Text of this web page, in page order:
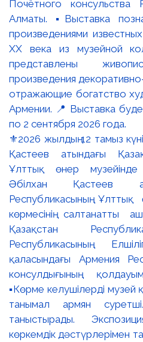
⚜️2026 жылдың 12 тамыз
Қастеев атындағы
Ұлттық өнер
Әбілхан Қастеев
Республикасының
көрмесінің
Қазақстан
Республикасының
қаласындағы Армения
консулдығының
▪️Көрме келушілерді музей
танымал армян
таныстырады.
көркемдік дәстүрлерімен